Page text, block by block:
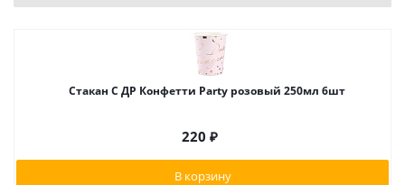
Стакан С ДР Конфетти Party розовый 250мл 6шт
220 ₽
В корзину